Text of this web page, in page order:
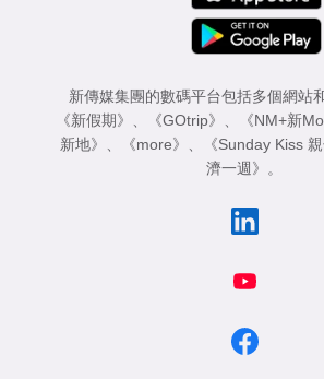
新傳媒集團的數碼平台包括多個網站
《新假期》
《GOtrip》 《NM+新
新地》
《more》 《Sunday Kiss 親
濟一週》
。